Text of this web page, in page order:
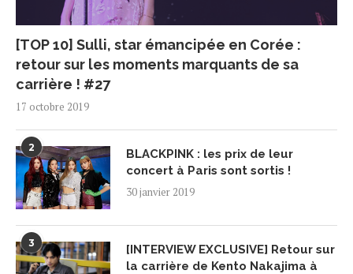
[TOP 10] Sulli, star émancipée en Corée :
retour sur les moments marquants de sa
carrière ! #27
17 octobre 2019
2
BLACKPINK : les prix de leur
concert à Paris sont sortis !
30 janvier 2019
3
[INTERVIEW EXCLUSIVE] Retour sur
la carrière de Kento Nakajima à